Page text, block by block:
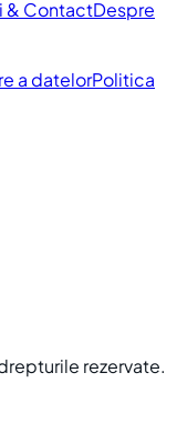
& ContactDespre
a datelorPolitica
rezervate.